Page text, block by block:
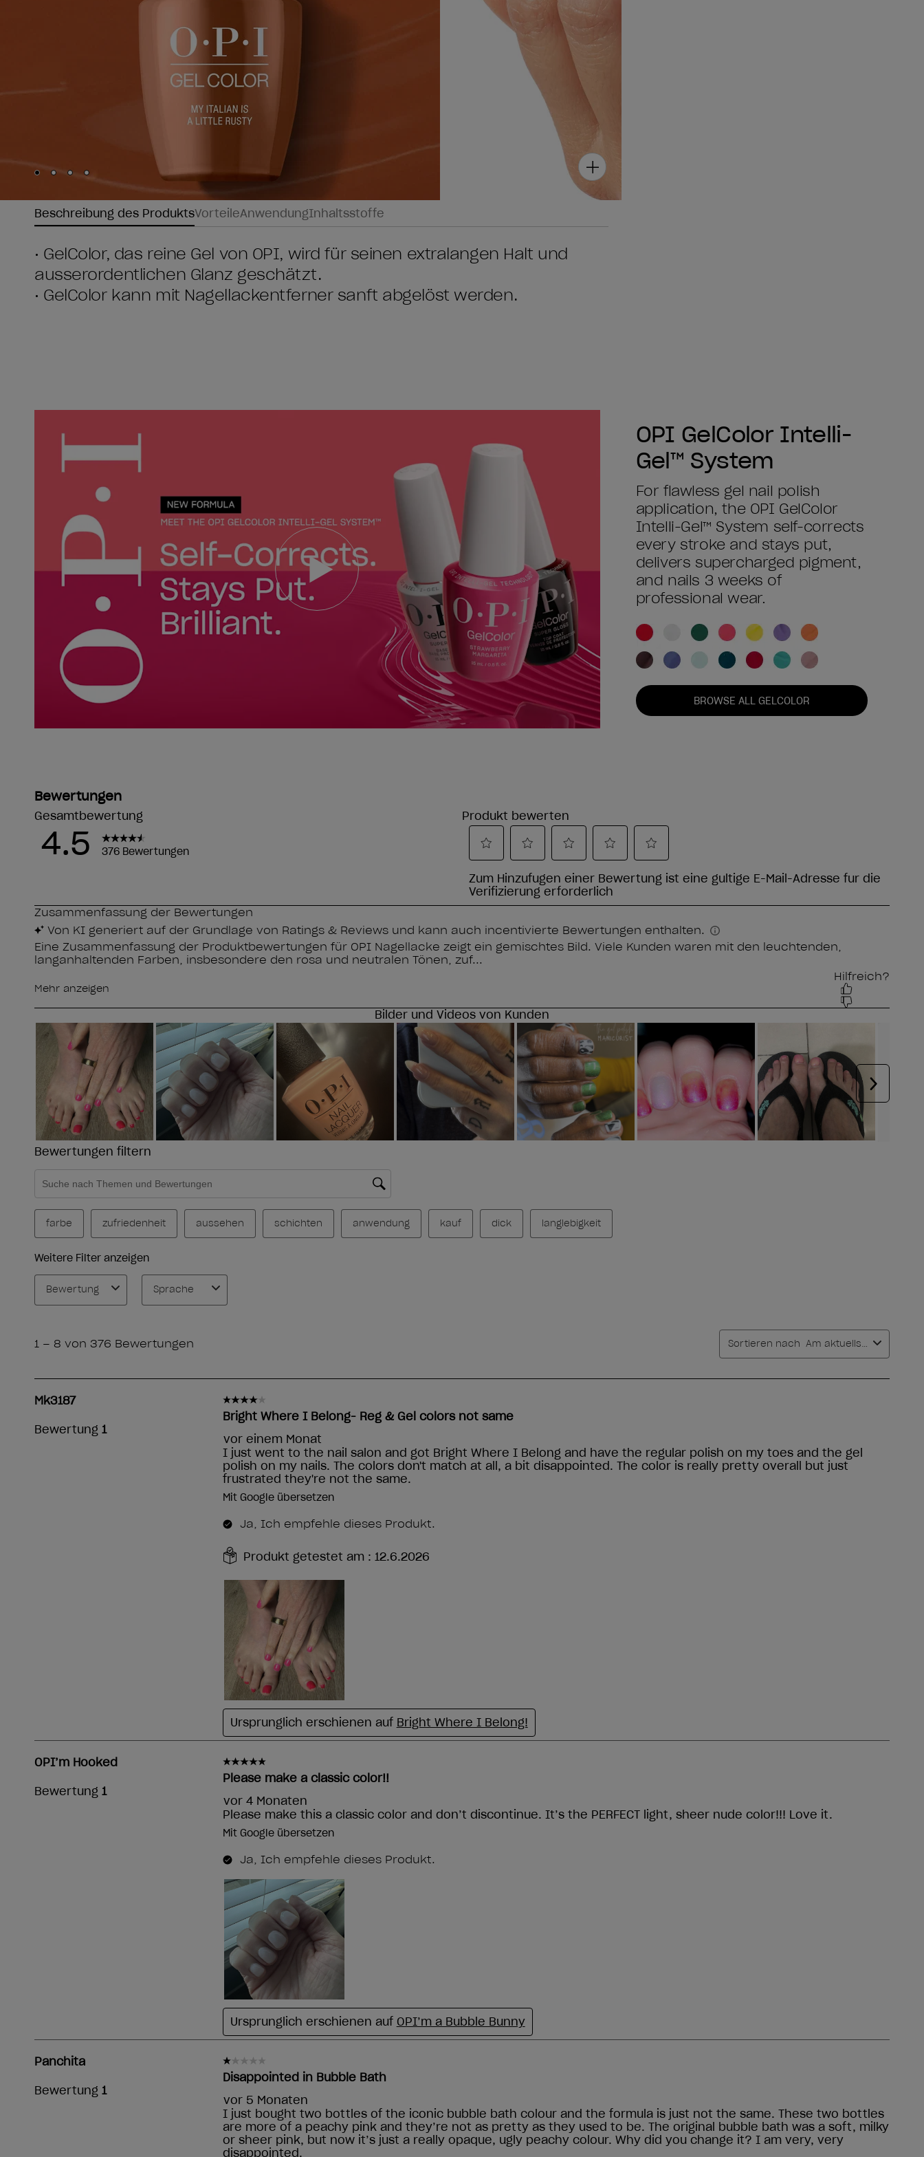
Skip to slide
Skip to slide
Skip to slide
Skip to slide 4
Beschreibung des ProduktsVorteileAnwendungInhaltsstoffe
• GelColor, das reine Gel von OPI, wird für seinen extralangen Halt und
ausserordentlichen Glanz geschätzt.
• GelColor kann mit Nagellackentferner sanft abgelöst werden.
OPI GelColor Intelli-
Gel™ System
For flawless gel nail polish
application, the OPI GelColor
Intelli-Gel™ System self-corrects
every stroke and stays put,
delivers supercharged pigment,
and nails 3 weeks of
professional wear.
BROWSE ALL GELCOLOR